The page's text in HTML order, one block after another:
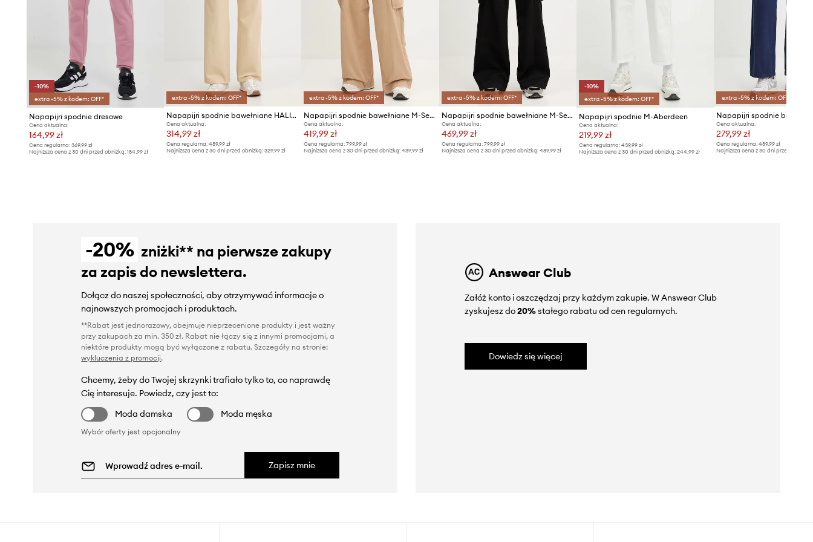
-10%
extra -5% z kodem: OFF*
Napapijri spodnie dresowe
Cena aktualna:
164,99 zł
Cena regularna: 369,99 zł
Najniższa cena z 30 dni przed obniżką: 184,99 zł
extra -5% z kodem: OFF*
Napapijri spodnie bawełniane HALIDE CHINO
Cena aktualna:
314,99 zł
Cena regularna:489,99 zł
Najniższa cena z 30 dni przed obniżką:329,99 zł
extra -5% z kodem: OFF*
Napapijri spodnie bawełniane M-Selva
Cena aktualna:
419,99 zł
Cena regularna: 799,99 zł
Najniższa cena z 30 dni przed obniżką: 439,99 zł
extra -5% z kodem: OFF*
Napapijri spodnie bawełniane M-Selva
Cena aktualna:
469,99 zł
Cena regularna: 799,99 zł
Najniższa cena z 30 dni przed obniżką: 489,99 zł
-10%
extra -5% z kodem: OFF*
Napapijri spodnie M-Aberdeen
Cena aktualna:
219,99 zł
Cena regularna:439,99 zł
Najniższa cena z 30 dni przed obniżką:244,99 zł
extra -5% z kodem: OFF*
Cena aktualna:
279,99 zł
Cena regularna: 489,99 zł
Najniższa cena z 30 dni przed obniżką:
-20% zniżki** na pierwsze zakupy
za zapis do newslettera.
Dołącz do naszej społeczności, aby otrzymywać informacje o
najnowszych promocjach i produktach.
**Rabat jest jednorazowy, obejmuje nieprzecenione produkty i jest ważny
przy zakupach za min. 350 zł. Rabat nie łączy się z innymi promocjami, a
niektóre produkty mogą być wyłączone z rabatu. Szczegóły na stronie:
wykluczenia z promocji.
Chcemy, żeby do Twojej skrzynki trafiało tylko to, co naprawdę
Cię interesuje. Powiedz, czy jest to:
Moda damska
Moda męska
Wybór oferty jest opcjonalny
Zapisz mnie
Answear Club
Załóż konto i oszczędzaj przy każdym zakupie. W Answear Club
zyskujesz do20%stałego rabatu od cen regularnych.
Dowiedz się więcej